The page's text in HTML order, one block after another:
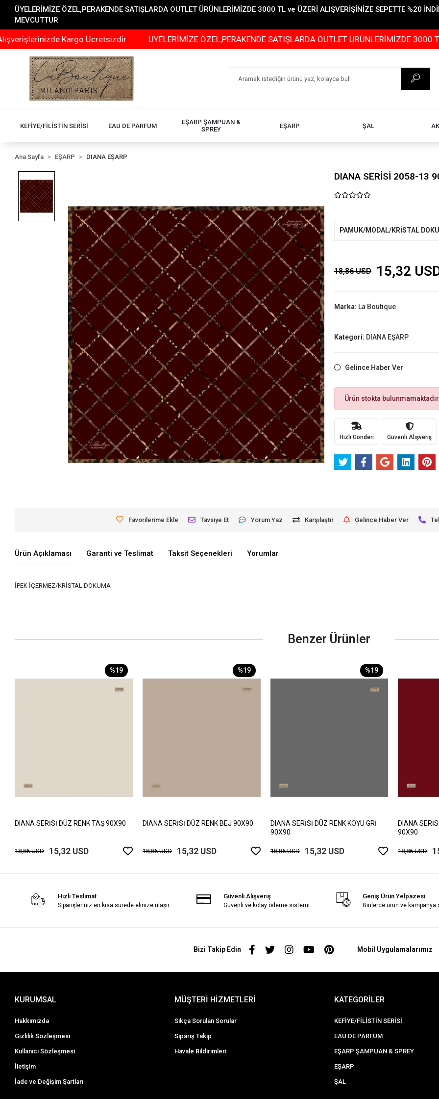
ÜYELERİMİZE ÖZEL,PERAKENDE SATIŞLARDA OUTLET ÜRÜNLERİMİZDE 3000 TL ve ÜZERİ ALIŞVERİŞİNİZE SEPETTE %20
MEVCUTTUR
Kargo Ücretsizdir ÜYELERİMİZE ÖZEL,PERAKENDE SATIŞLARDA OUTLET ÜRÜNLERİMİZDE 3000 TL
KEFİYE/FİLİSTİN SERİSİ EAU DE PARFUM
EŞARP ŞAMPUAN &
SPREY
EŞARP ŞAL
Ana Sayfa EŞARP DIANA EŞARP
DIANA SERİSİ 2058-13
PAMUK/MODAL/KRİSTAL
18,86 USD 15,32
Marka: La Boutique
Kategori: DIANA EŞARP
Gelince Haber Ver
Ürün stokta bulunmamaktadır.
Hızlı Gönderi Güvenli Alışveriş
Favorilerime Ekle Tavsiye Et Yorum Yaz Karşılaştır Gelince Haber Ver
Ürün Açıklaması Garanti ve Teslimat Taksit Seçenekleri Yorumlar
İPEK İÇERMEZ/KRİSTAL DOKUMA
Benzer Ürünler
%19
DIANA SERİSİ DÜZ RENK TAŞ 90X90
18,86 USD 15,32 USD
%19
DIANA SERİSİ DÜZ RENK BEJ 90X90
18,86 USD 15,32 USD
%19
DIANA SERİSİ DÜZ RENK KOYU GRİ
90X90
18,86 USD 15,32 USD
DIANA
90X90
18,86 USD
Hızlı Teslimat
Siparişleriniz en kısa sürede elinize ulaşır.
Güvenli Alışveriş
Güvenli ve kolay ödeme sistemi
Geniş Ürün Yelpazesi
Binlerce ürün ve kampanya
Bizi Takip Edin Mobil Uygulamalarımız
KURUMSAL
Hakkımızda
Gizlilik Sözleşmesi
Kullanıcı Sözleşmesi
İletişim
İade ve Değişim Şartları
MÜŞTERİ HİZMETLERİ
Sıkça Sorulan Sorular
Sipariş Takip
Havale Bildirimleri
KATEGORİLER
KEFİYE/FİLİSTİN SERİSİ
EAU DE PARFUM
EŞARP ŞAMPUAN & SPREY
EŞARP
ŞAL